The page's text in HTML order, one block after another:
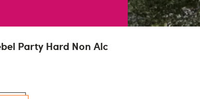
Party Hard Non Alc